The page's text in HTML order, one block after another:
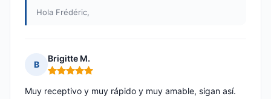
Hola Frédéric,
B
Brigitte M.
Nota: 5 de 5
Muy receptivo y muy rápido y muy amable, sigan así.